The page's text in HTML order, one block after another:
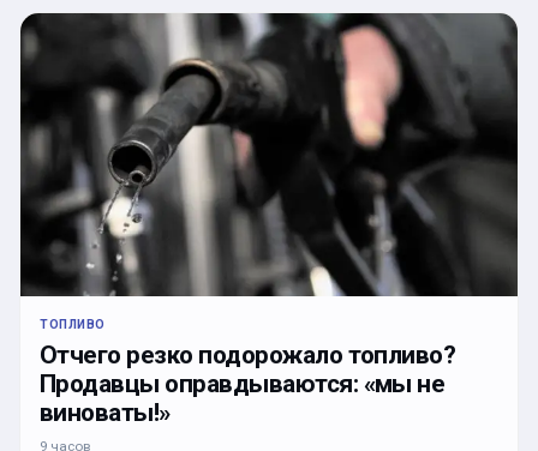
ТОПЛИВО
Отчего резко подорожало топливо?
Продавцы оправдываются: «мы не
виноваты!»
9 часов